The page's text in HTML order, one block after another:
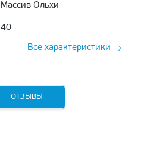
Массив Ольхи
40
Все характеристики
ОТЗЫВЫ